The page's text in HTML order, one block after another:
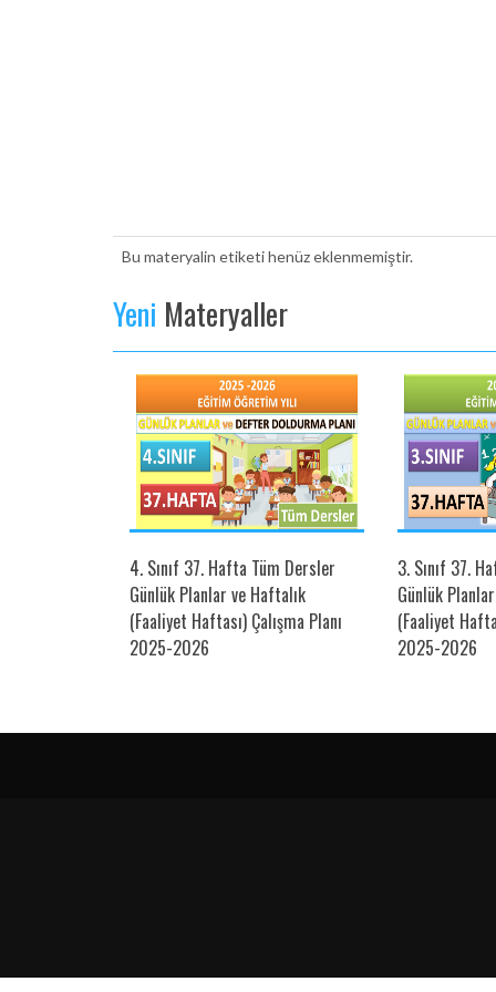
Bu materyalin etiketi henüz eklenmemiştir.
Yeni Materyaller
4. Sınıf 37. Hafta Tüm Dersler
Günlük Planlar ve Haftalık
(Faaliyet Haftası) Çalışma Planı
2025-2026
3. Sınıf 37.
Günlük
(Faaliyet
2025-2026